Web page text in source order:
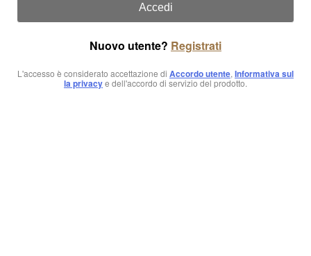
Accedi
Nuovo utente? Registrati
L'accesso è considerato accettazione di Accordo utente, Informativa sul
la privacye dell'accordo di servizio del prodotto.